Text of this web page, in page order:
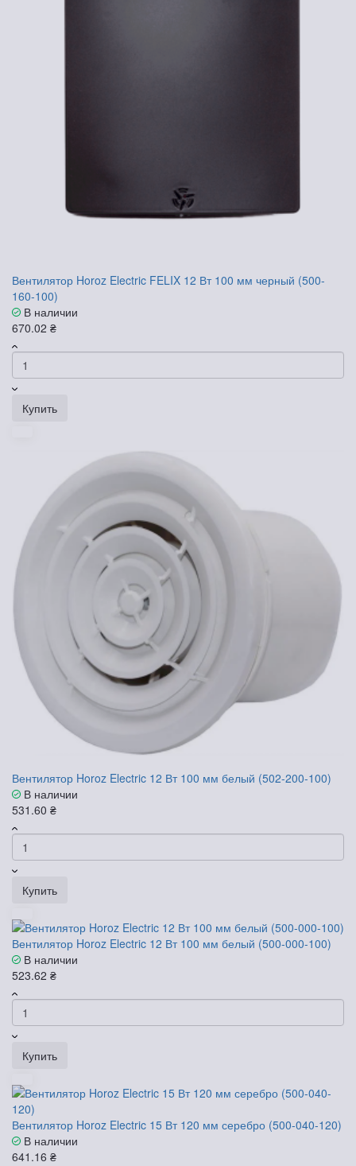
Вентилятор Horoz Electric FELIX 12 Вт 100 мм черный (500-
160-100)
В наличии
670.02 ₴
Купить
Вентилятор Horoz Electric 12 Вт 100 мм белый (502-200-100)
В наличии
531.60 ₴
Купить
Вентилятор Horoz Electric 12 Вт 100 мм белый (500-000-100)
В наличии
523.62 ₴
Купить
Вентилятор Horoz Electric 15 Вт 120 мм серебро (500-040-120)
В наличии
641.16 ₴